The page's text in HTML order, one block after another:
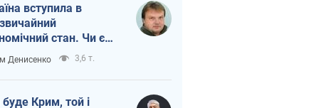
вступила в
стан. Чи є
вкінці тунелю?
Денисенко 3,6 т.
Крим, той і